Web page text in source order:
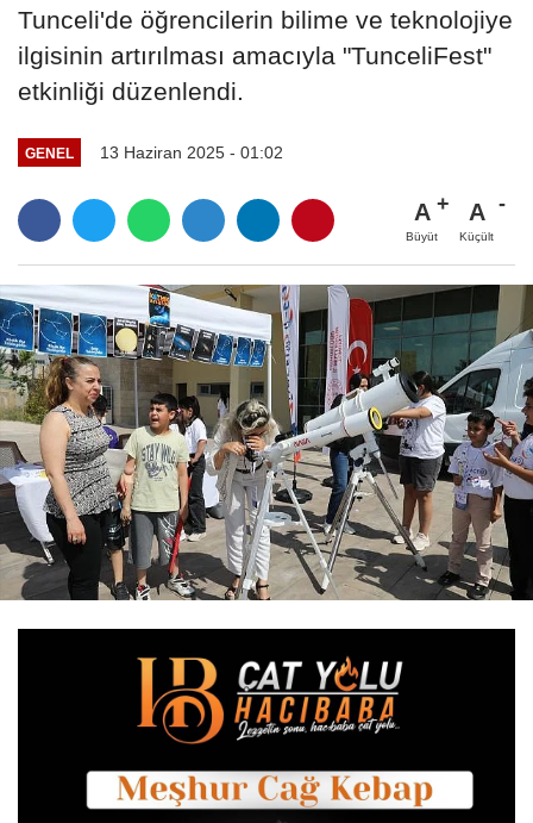
Tunceli'de öğrencilerin bilime ve teknolojiye
ilgisinin artırılması amacıyla "TunceliFest"
etkinliği düzenlendi.
GENEL 13 Haziran 2025 - 01:02
A
Büyüt
A
Küçült